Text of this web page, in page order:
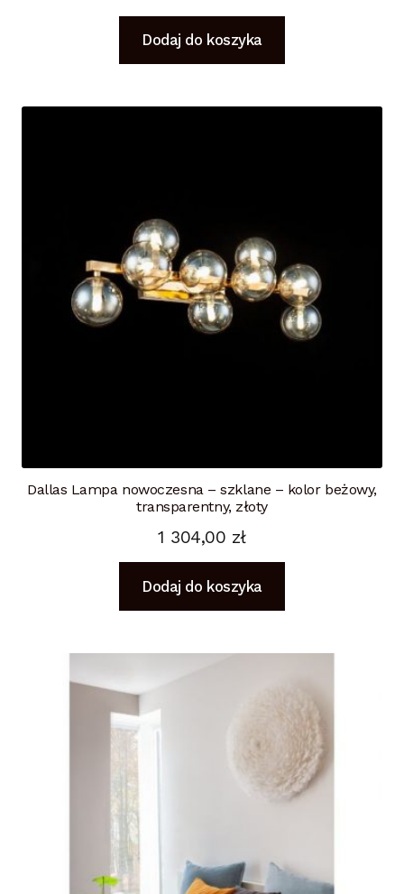
Dodaj do koszyka
Dallas Lampa nowoczesna – szklane – kolor beżowy,
transparentny, złoty
1 304,00 zł
Dodaj do koszyka